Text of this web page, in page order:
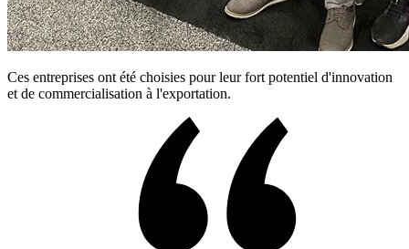
Ces entreprises ont été choisies pour leur fort potentiel d'innovation
et de commercialisation à l'exportation.